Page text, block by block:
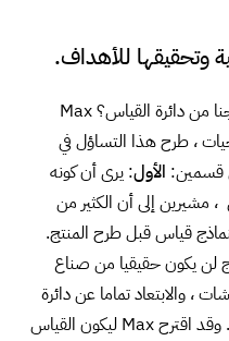
وتحقيقها للأهداف.
من دائرة القياس؟Max
، طرح هذا التساؤل في
الأول: يرى أن كونه
مشيرين إلى أن الكثير من
قياس قبل طرح المنتج.
لن يكون حقيقيا من صناع
، والابتعاد تماما عن دائرة
القياس لتكون النتائج أكثر دقة وواقعية. وقد اقترح Max ليكون القياس